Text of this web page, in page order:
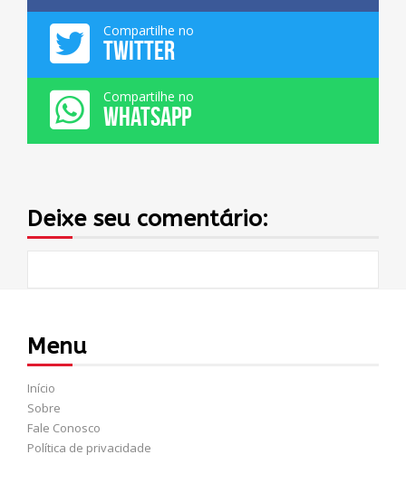
Compartilhe no
TWITTER
Compartilhe no
WHATSAPP
Deixe seu comentário:
Menu
Início
Sobre
Fale Conosco
Política de privacidade